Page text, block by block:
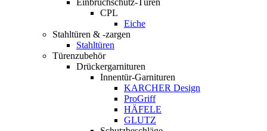
Einbruchschutz-Türen
CPL
Eiche
Stahltüren & -zargen
Stahltüren
Türenzubehör
Drückergarnituren
Innentür-Garnituren
KARCHER Design
ProGriff
HÄFELE
GLUTZ